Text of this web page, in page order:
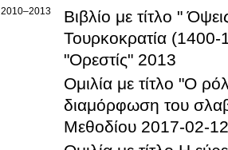
2010–2013
Βιβλίο με τίτλο "
Τουρκοκρατία
"Ορεστίς" 2013
Ομιλία με τίτλο "Ο
διαμόρφωση του
Μεθοδίου 2017-02-12